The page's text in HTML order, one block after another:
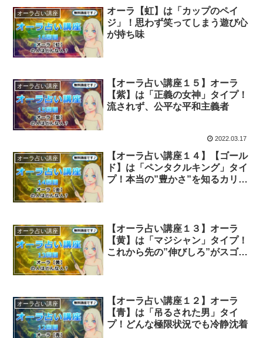
オーラ占い講座
オーラ【虹】は「カップのペイ
ジ」！思わず笑ってしまう遊び心
が持ち味
オーラ占い講座
【オーラ占い講座１５】オーラ
【紫】は「正義の女神」タイプ！
流されず、公平な平和主義者
2022.03.17
オーラ占い講座
【オーラ占い講座１４】【ゴール
ド】は「ペンタクルキング」タイ
プ！本当の”豊かさ”を知るカリス
オーラ占い講座
【オーラ占い講座１３】オーラ
【黄】は「マジシャン」タイプ！
これから先の”伸びしろ”がスゴ
オーラ占い講座
【オーラ占い講座１２】オーラ
【青】は「吊るされた男」タイ
プ！どんな極限状況でも冷静沈着